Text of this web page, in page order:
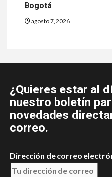
Bogotá
agosto 7, 2026
¿Quieres estar al
nuestro boletín
novedades
correo.
Dirección de correo